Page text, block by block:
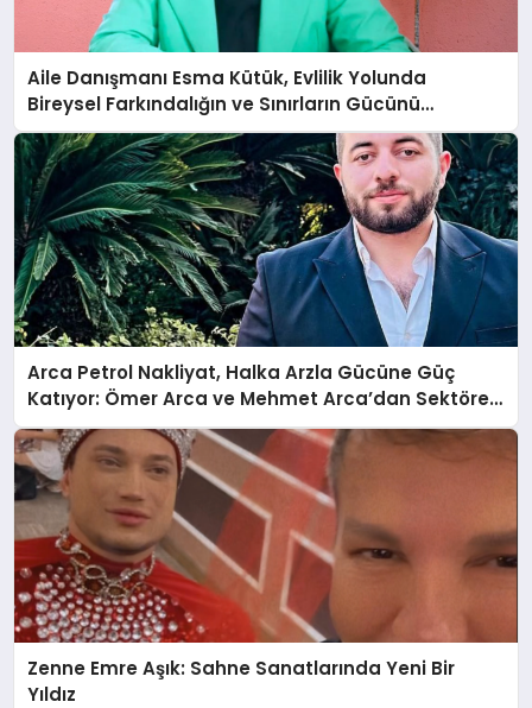
Aile Danışmanı Esma Kütük, Evlilik Yolunda
Bireysel Farkındalığın ve Sınırların Gücünü
Anlatıyor
Arca Petrol Nakliyat, Halka Arzla Gücüne Güç
Katıyor: Ömer Arca ve Mehmet Arca’dan Sektöre
Güçlü Yatırım
Zenne Emre Aşık: Sahne Sanatlarında Yeni Bir
Yıldız